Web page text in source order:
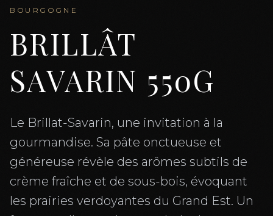
BOURGOGNE
BRILLÂT
SAVARIN 550G
Le Brillat-Savarin, une invitation à la
gourmandise. Sa pâte onctueuse et
généreuse révèle des arômes subtils de
crème fraîche et de sous-bois, évoquant
les prairies verdoyantes du Grand Est. Un